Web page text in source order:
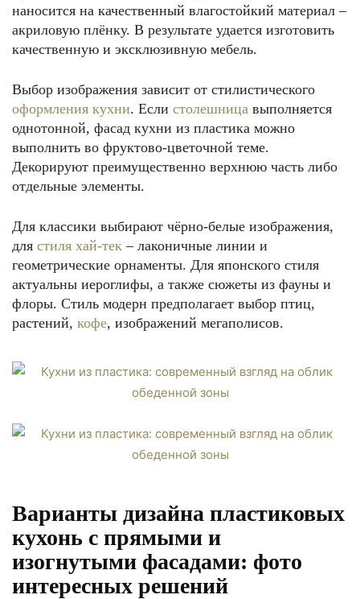
наносится на качественный влагостойкий материал –
акриловую плёнку. В результате удается изготовить
качественную и эксклюзивную мебель.
Выбор изображения зависит от стилистического
оформления кухни. Если столешница выполняется
однотонной, фасад кухни из пластика можно
выполнить во фруктово-цветочной теме.
Декорируют преимущественно верхнюю часть либо
отдельные элементы.
Для классики выбирают чёрно-белые изображения,
для стиля хай-тек – лаконичные линии и
геометрические орнаменты. Для японского стиля
актуальны иероглифы, а также сюжеты из фауны и
флоры. Стиль модерн предполагает выбор птиц,
растений, кофе, изображений мегаполисов.
Варианты дизайна пластиковых
кухонь с прямыми и
изогнутыми фасадами: фото
интересных решений